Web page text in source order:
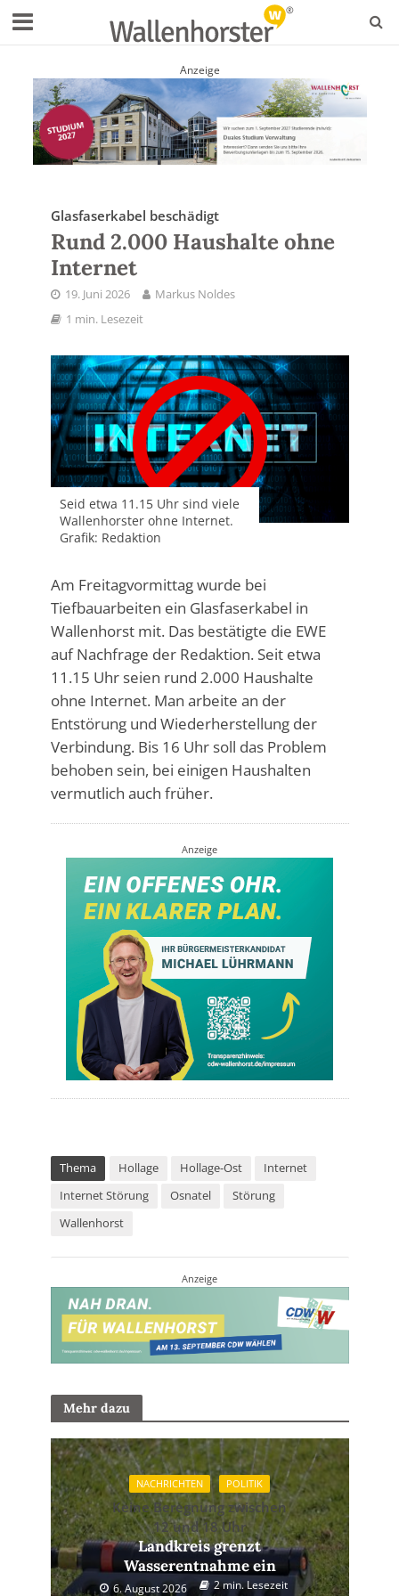
Anzeige
Glasfaserkabel beschädigt
Rund 2.000 Haushalte ohne
Internet
19. Juni 2026
Markus Noldes
1 min. Lesezeit
Seid etwa 11.15 Uhr sind viele
Wallenhorster ohne Internet.
Grafik: Redaktion
Am Freitagvormittag wurde bei
Tiefbauarbeiten ein Glasfaserkabel in
Wallenhorst mit. Das bestätigte die EWE
auf Nachfrage der Redaktion. Seit etwa
11.15 Uhr seien rund 2.000 Haushalte
ohne Internet. Man arbeite an der
Entstörung und Wiederherstellung der
Verbindung. Bis 16 Uhr soll das Problem
behoben sein, bei einigen Haushalten
vermutlich auch früher.
Anzeige
Thema Hollage Hollage-Ost
Internet
Internet Störung
Osnatel
Störung
Wallenhorst
Anzeige
Mehr dazu
NACHRICHTEN POLITIK
Keine Beregnung zwischen
12 und 18 Uhr
Landkreis grenzt
Wasserentnahme ein
6. August 2026 2 min. Lesezeit